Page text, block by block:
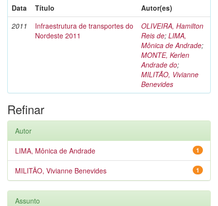
Data
Título
Autor(es)
2011
Infraestrutura de transportes do
Nordeste 2011
OLIVEIRA, Hamilton
Reis de; LIMA,
Mônica de Andrade;
MONTE, Kerlen
Andrade do;
MILITÃO, Vivianne
Benevides
Refinar
Autor
1
LIMA, Mônica de Andrade
1
MILITÃO, Vivianne Benevides
Assunto